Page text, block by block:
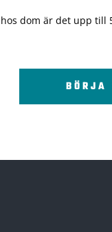
dom är det upp
BÖRJA